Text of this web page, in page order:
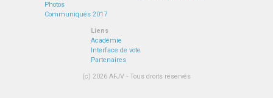
Photos
Communiqués 2017
Liens
Académie
Interface de vote
Partenaires
(c) 2026 AFJV - Tous droits réservés